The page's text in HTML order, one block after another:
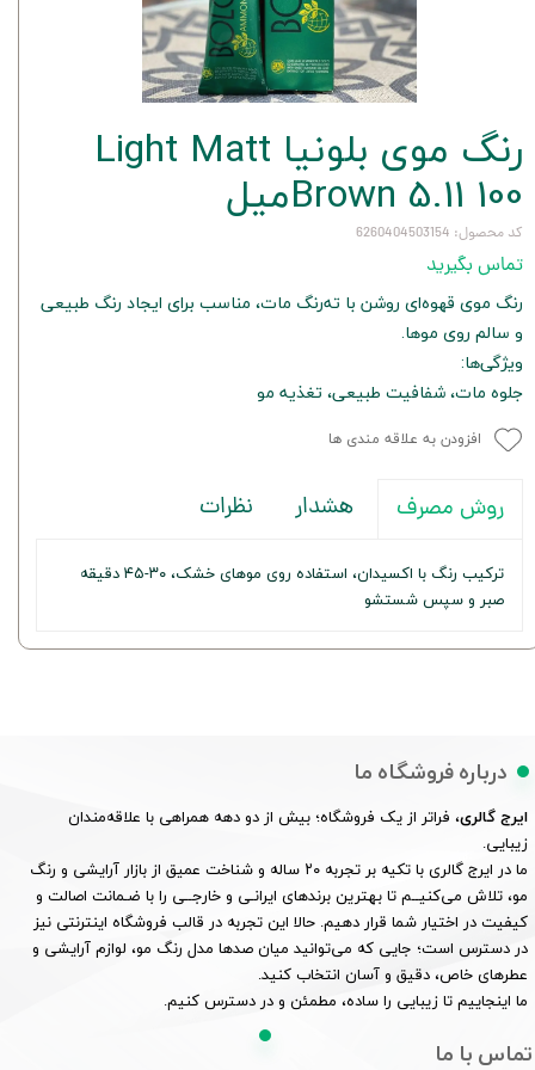
رنگ موی بلونیا Light Matt
Brown 5.11 100میل
کد محصول: 6260404503154
تماس بگیرید
رنگ موی قهوه‌ای روشن با ته‌رنگ مات، مناسب برای ایجاد رنگ طبیعی
و سالم روی موها.
ویژگی‌ها:
جلوه مات، شفافیت طبیعی، تغذیه مو
افزودن به علاقه مندی ها
روش مصرف هشدار نظرات
ترکیب رنگ با اکسیدان، استفاده روی موهای خشک، ۳۰-۴۵ دقیقه
صبر و سپس شستشو
درباره فروشگاه ما
ایرج گالری، فراتر از یک فروشگاه؛ بیش از دو دهه همراهی با علاقه‌مندان
زیبایی.
ما در ایرج گالری با تکیه بر تجربه ۲۰ ساله و شناخت عمیق از بازار آرایشی و رنگ
مو، تلاش می‌کنیــم تا بهترین برندهای ایرانـی و خارجــی را با ضـمانت اصالت و
کیفیت در اختیار شما قرار دهیم. حالا این تجربه در قالب فروشگاه اینترنتی نیز
در دسترس است؛ جایی که می‌توانید میان صدها مدل رنگ مو، لوازم آرایشی و
عطرهای خاص، دقیق و آسان انتخاب کنید.
ما اینجاییم تا زیبایی را ساده، مطمئن و در دسترس کنیم.
تماس با ما